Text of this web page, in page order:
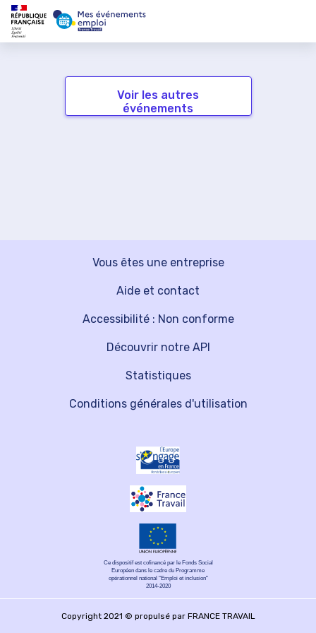
Voir les autres
événements
Vous êtes une entreprise
Découvrir notre API
Aide et contact
Statistiques
Accessibilité : Non conforme
Conditions générales d'utilisation
Ce dispositif est cofinancé par le Fonds Social
Européen dans le cadre du Programme
opérationnel national "Emploi et inclusion"
2014-2020
Copyright 2021 © propulsé par FRANCE TRAVAIL